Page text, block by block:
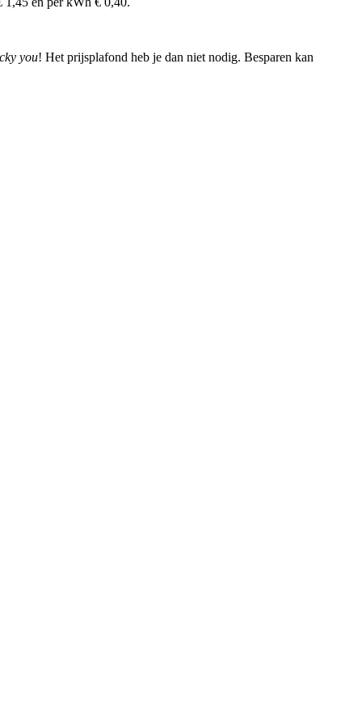
you! Het prijsplafond heb je dan niet nodig. Besparen kan